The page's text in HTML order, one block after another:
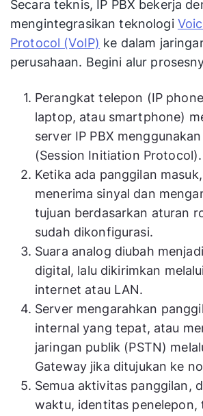
Secara teknis, IP PBX bekerja
mengintegrasikan teknologi
Protocol (VoIP) ke dalam
perusahaan. Begini alur
Perangkat telepon (IP
laptop, atau smartphone)
server IP PBX
(Session Initiation Protocol).
Ketika ada panggilan
menerima sinyal dan
tujuan berdasarkan aturan
sudah dikonfigurasi.
Suara analog diubah
digital, lalu dikirimkan
internet atau LAN.
Server mengarahkan
internal yang tepat, atau
jaringan publik (PSTN)
Gateway jika ditujukan ke
Semua aktivitas panggilan,
waktu, identitas penelepon,